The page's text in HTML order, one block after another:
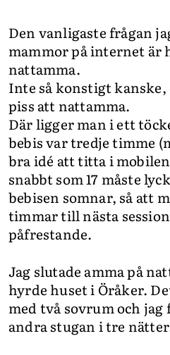
KONTAKT
OM COOKIES
HANTERA PREFERENSER
INTEGRITETSPOLICY
VÅRA SKRIBENTER
Den vanligaste frågan
mammor på internet är
nattamma.
Inte så konstigt
piss att nattamma.
Där ligger man i ett
bebis var tredje timme
bra idé att titta i
snabbt som 17 måste
bebisen somnar, så att
timmar till nästa
påfrestande.
Jag slutade amma på
hyrde huset i Öråker.
med två sovrum och
andra stugan i tre